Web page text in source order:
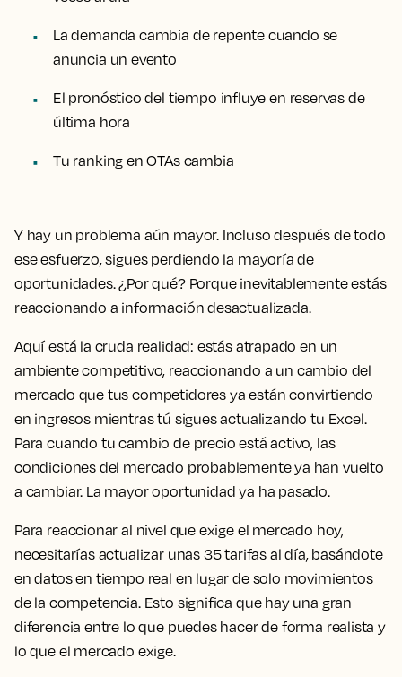
La demanda cambia de repente cuando se
anuncia un evento
El pronóstico del tiempo influye en reservas de
última hora
Tu ranking en OTAs cambia
Y hay un problema aún mayor. Incluso después de todo
ese esfuerzo, sigues perdiendo la mayoría de
oportunidades. ¿Por qué? Porque inevitablemente estás
reaccionando a información desactualizada.
Aquí está la cruda realidad: estás atrapado en un
ambiente competitivo, reaccionando a un cambio del
mercado que tus competidores ya están convirtiendo
en ingresos mientras tú sigues actualizando tu Excel.
Para cuando tu cambio de precio está activo, las
condiciones del mercado probablemente ya han vuelto
a cambiar. La mayor oportunidad ya ha pasado.
Para reaccionar al nivel que exige el mercado hoy,
necesitarías actualizar unas 35 tarifas al día, basándote
en datos en tiempo real en lugar de solo movimientos
de la competencia. Esto significa que hay una gran
diferencia entre lo que puedes hacer de forma realista y
lo que el mercado exige.